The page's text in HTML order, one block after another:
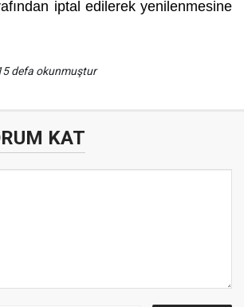
iptal edilerek yenilenmesine
defa okunmuştur
KAT